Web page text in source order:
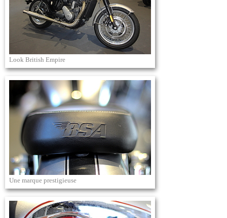
Look British Empire
Une marque prestigieuse